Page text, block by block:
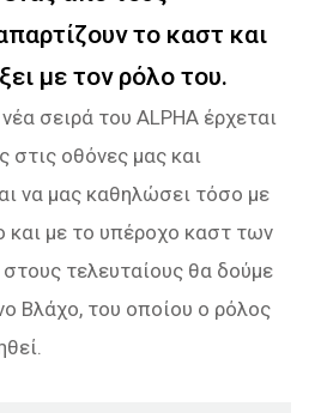
το καστ και
με τον ρόλο του.
σειρά του ALPHA έρχεται
στις οθόνες μας και
να μας καθηλώσει τόσο με
και με το υπέροχο καστ των
τελευταίους θα δούμε
Βλάχο, του οποίου ο ρόλος